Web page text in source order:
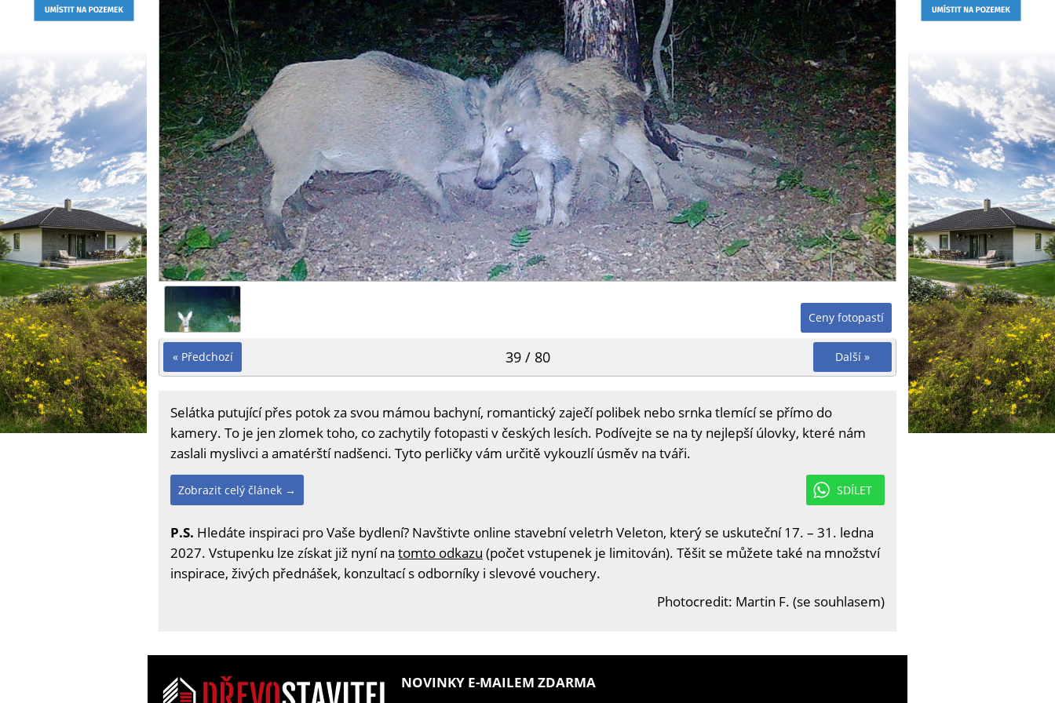
Ceny fotopastí
« Předchozí Další »
39 / 80
Selátka putující přes potok za svou mámou bachyní, romantický zaječí polibek nebo srnka tlemící se přímo do
kamery. To je jen zlomek toho, co zachytily fotopasti v českých lesích. Podívejte se na ty nejlepší úlovky, které nám
zaslali myslivci a amatérští nadšenci. Tyto perličky vám určitě vykouzlí úsměv na tváři.
SDÍLET
Zobrazit celý článek →
P.S. Hledáte inspiraci pro Vaše bydlení? Navštivte online stavební veletrh Veleton, který se uskuteční 17. – 31. ledna
2027. Vstupenku lze získat již nyní na tomto odkazu (počet vstupenek je limitován). Těšit se můžete také na množství
inspirace, živých přednášek, konzultací s odborníky i slevové vouchery.
Photocredit: Martin F. (se souhlasem)
NOVINKY E-MAILEM ZDARMA